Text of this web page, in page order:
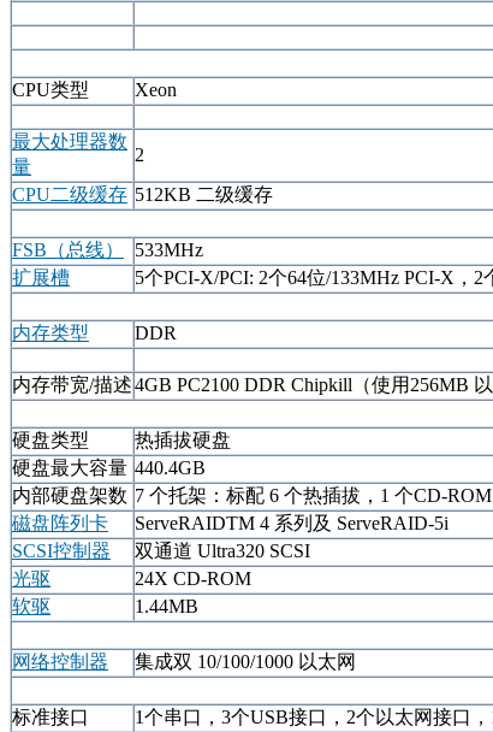
CPU类型
Xeon
最大处理器数
量
2
CPU二级缓存 512KB 二级缓存
FSB（总线）
533MHz
扩展槽
5个PCI-X/PCI: 2个64位/133MHz PCI-X，
内存类型
DDR
内存带宽/描述4GB PC2100 DDR Chipkill（使用256MB
硬盘类型
热插拔硬盘
硬盘最大容量 440.4GB
内部硬盘架数 7 个托架：标配 6 个热插拔，1 个CD-ROM
磁盘阵列卡
ServeRAIDTM 4 系列及 ServeRAID-5i
SCSI控制器
双通道 Ultra320 SCSI
光驱
24X CD-ROM
软驱
1.44MB
网络控制器
集成双 10/100/1000 以太网
标准接口
1个串口，3个USB接口，2个以太网接口